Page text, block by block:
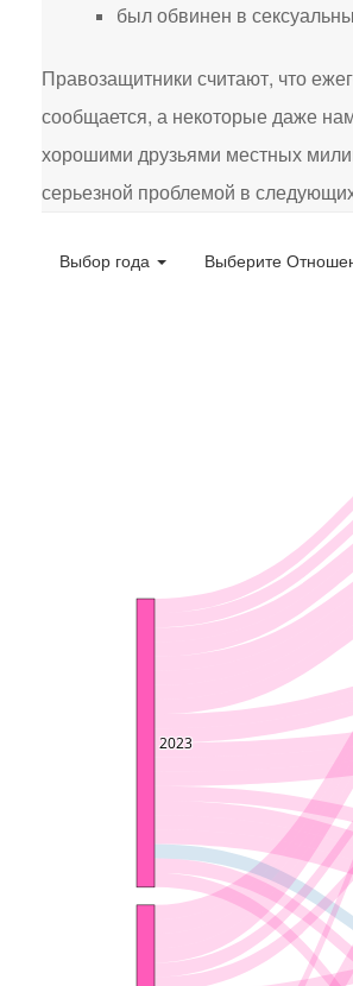
был обвинен в
Правозащитники считают, что
сообщается, а некоторые даже
хорошими друзьями местных
серьезной проблемой в